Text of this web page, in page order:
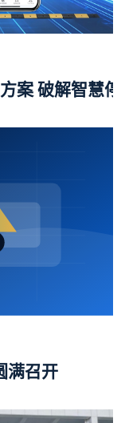
案 破解智慧
满召开